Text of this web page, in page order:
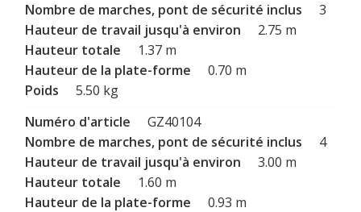
3
2.75 m
1.37 m
0.70 m
5.50 kg
GZ40104
4
3.00 m
1.60 m
0.93 m